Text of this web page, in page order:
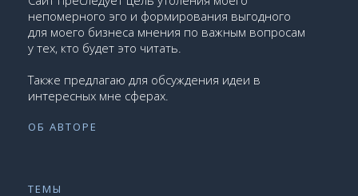
непомерного эго и формирования выгодного
для моего бизнеса мнения по важным вопросам
у тех, кто будет это читать.
Также предлагаю для обсуждения идеи в
интересных мне сферах.
ОБ АВТОРЕ
ТЕМЫ